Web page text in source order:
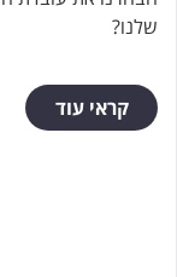
שלנו?
קראי עוד